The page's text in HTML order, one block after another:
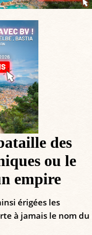
des
ou le
empire
érigées les
à jamais le nom du